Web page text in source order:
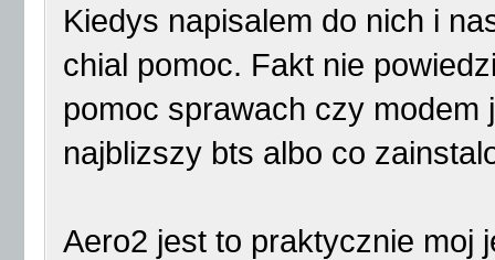
Kiedys napisalem do nich i
chial pomoc. Fakt nie
pomoc sprawach czy
najblizszy bts albo co
Aero2 jest to praktycznie moj